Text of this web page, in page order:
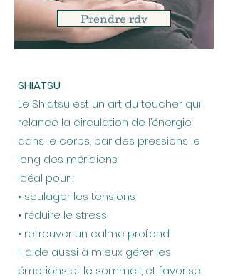
Prendre rdv
SHIATSU
Le Shiatsu est un art du toucher qui
relance la circulation de l’énergie
dans le corps, par des pressions le
long des méridiens.
Idéal pour :
• soulager les tensions
• réduire le stress
• retrouver un calme profond
Il aide aussi à mieux gérer les
émotions et le sommeil, et favorise